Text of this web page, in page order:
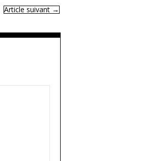
Article suivant→